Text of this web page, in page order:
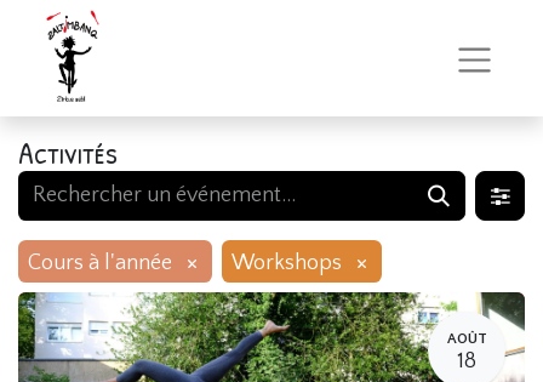
Activités
Cours à l'année × Workshops ×
AOÛT
18